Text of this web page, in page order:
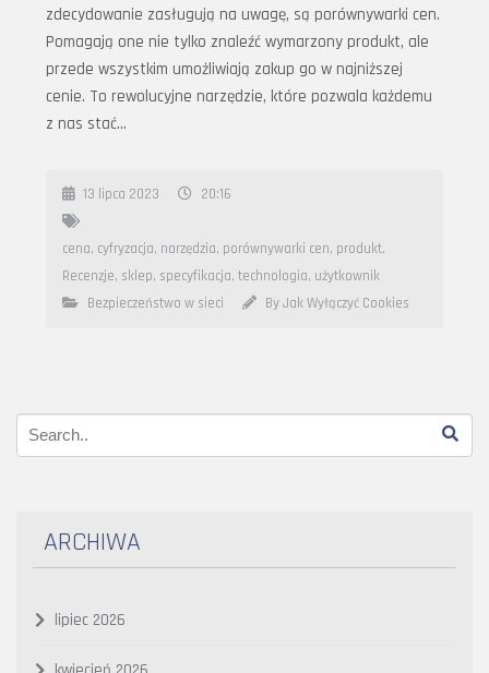
zdecydowanie zasługują na uwagę, są porównywarki cen.
Pomagają one nie tylko znaleźć wymarzony produkt, ale
przede wszystkim umożliwiają zakup go w najniższej
cenie. To rewolucyjne narzędzie, które pozwala każdemu
z nas stać…
13 lipca 2023 20:16
cena, cyfryzacja, narzędzia, porównywarki cen, produkt,
Recenzje, sklep, specyfikacja, technologia, użytkownik
Bezpieczeństwo w sieci
By Jak Wyłączyć Cookies
ARCHIWA
lipiec 2026